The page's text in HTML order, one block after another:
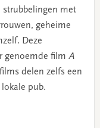
strubbelingen met
geheime
Deze
genoemde film A
delen zelfs een
pub.